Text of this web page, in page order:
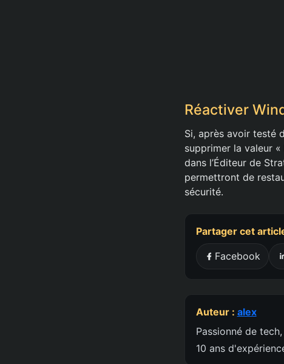
Réactiver
Si, après avoir testé
supprimer la valeur
dans l’Éditeur de
permettront de
sécurité.
Partager cet
Facebook
Auteur : alex
Passionné de
10 ans